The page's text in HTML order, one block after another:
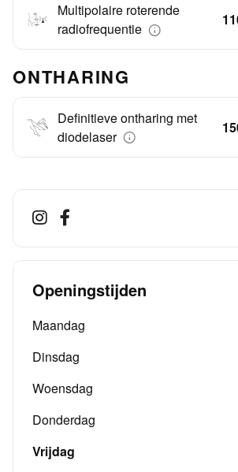
Multipolaire roterende
radiofrequentie
ONTHARING
Definitieve ontharing met
diodelaser
Openingstijden
Maandag
Dinsdag
Woensdag
Donderdag
Vrijdag